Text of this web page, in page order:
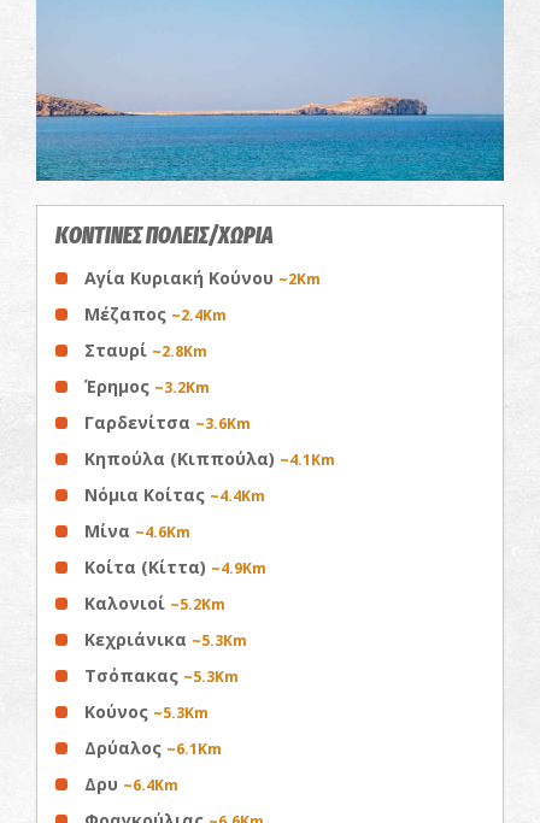
ΚΟΝΤΙΝΕΣ ΠΟΛΕΙΣ/ΧΩΡΙΑ
Αγία Κυριακή Κούνου ~2Km
Μέζαπος ~2.4Km
Σταυρί ~2.8Km
Έρημος ~3.2Km
Γαρδενίτσα ~3.6Km
Κηπούλα (Κιππούλα) ~4.1Km
Νόμια Κοίτας ~4.4Km
Μίνα ~4.6Km
Κοίτα (Κίττα) ~4.9Km
Καλονιοί ~5.2Km
Κεχριάνικα ~5.3Km
Τσόπακας ~5.3Km
Κούνος ~5.3Km
Δρύαλος ~6.1Km
Δρυ ~6.4Km